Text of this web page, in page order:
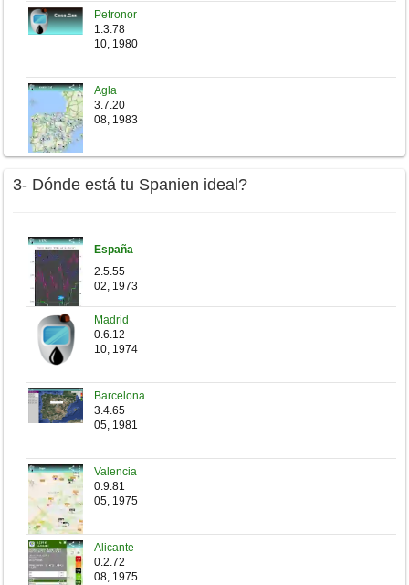
Petronor
1.3.78
10, 1980
Agla
3.7.20
08, 1983
3- Dónde está tu Spanien ideal?
España
2.5.55
02, 1973
Madrid
0.6.12
10, 1974
Barcelona
3.4.65
05, 1981
Valencia
0.9.81
05, 1975
Alicante
0.2.72
08, 1975